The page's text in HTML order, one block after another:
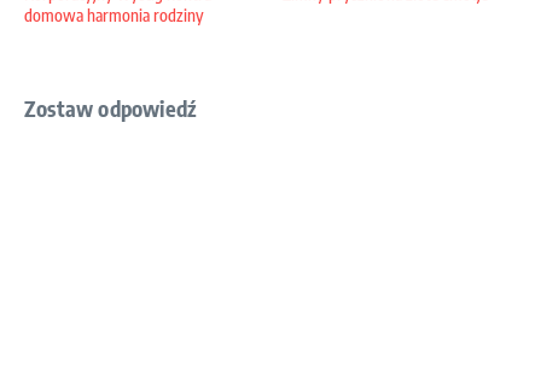
domowa harmonia rodziny
Zostaw odpowiedź